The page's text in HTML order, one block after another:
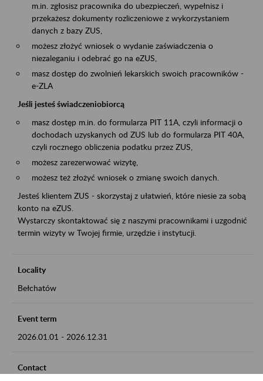
m.in. zgłosisz pracownika do ubezpieczeń, wypełnisz i
przekażesz dokumenty rozliczeniowe z wykorzystaniem
danych z bazy ZUS,
możesz złożyć wniosek o wydanie zaświadczenia o
niezaleganiu i odebrać go na eZUS,
masz dostęp do zwolnień lekarskich swoich pracowników -
e-ZLA
Jeśli jesteś świadczeniobiorcą
masz dostęp m.in. do formularza PIT 11A, czyli informacji o
dochodach uzyskanych od ZUS lub do formularza PIT 40A,
czyli rocznego obliczenia podatku przez ZUS,
możesz zarezerwować wizytę,
możesz też złożyć wniosek o zmianę swoich danych.
Jesteś klientem ZUS - skorzystaj z ułatwień, które niesie za sobą
konto na eZUS.
Wystarczy skontaktować się z naszymi pracownikami i uzgodnić
termin wizyty w Twojej firmie, urzędzie i instytucji.
Locality
Bełchatów
Event term
2026.01.01 - 2026.12.31
Contact